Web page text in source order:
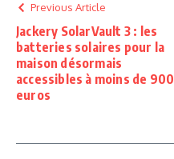
Previous Article
Jackery SolarVault 3 : les
batteries solaires pour la
maison désormais
accessibles à moins de 900
euros